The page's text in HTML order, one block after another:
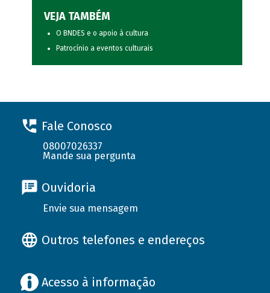
VEJA TAMBÉM
O BNDES e o apoio à cultura
Patrocínio a eventos culturais
Fale Conosco
08007026337
Mande sua pergunta
Ouvidoria
Envie sua mensagem
Outros telefones e endereços
Acesso à informação